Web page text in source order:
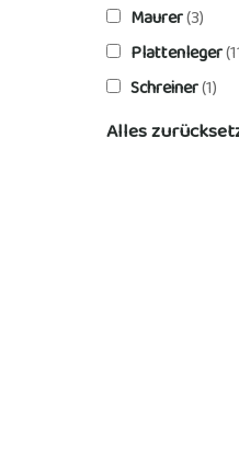
Maurer(3)
Plattenleger
Schreiner(1)
Alles